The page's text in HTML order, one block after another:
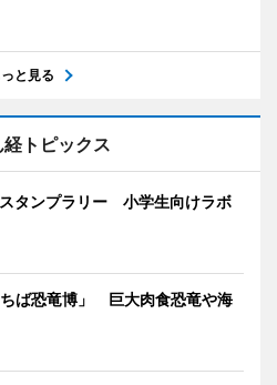
っと見る
トピックス
タンプラリー 小学生向けラボ
ば恐竜博」 巨大肉食恐竜や海